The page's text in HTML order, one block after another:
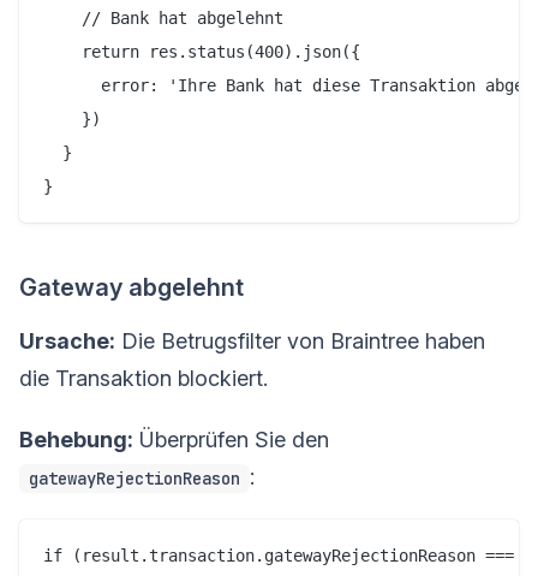
    // Bank hat abgelehnt
    return res.status(400).json({
error: 'Ihre Bank hat diese Transaktion
    })
  }
Gateway abgelehnt
Ursache: Die Betrugsfilter von Braintree haben
die Transaktion blockiert.
Behebung: Überprüfen Sie den
gatewayRejectionReason :
if (result.transaction.gatewayRejectionReason ===